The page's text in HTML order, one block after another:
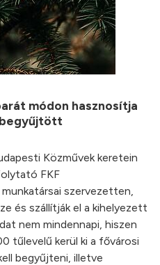
módon hasznosítja
begyűjtött
Közművek keretein
FKF
szervezetten,
és szállítják el a kihelyezett
nem mindennapi, hiszen
tűlevelű kerül ki a fővárosi
begyűjteni, illetve